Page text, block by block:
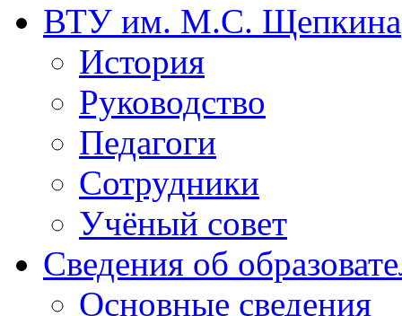
ВТУ им. М.С. Щепкина
История
Руководство
Педагоги
Сотрудники
Учёный совет
Сведения об
Основные сведения